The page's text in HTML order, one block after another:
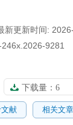
新更新时间:
9281
下载量： 6
献 相关文章